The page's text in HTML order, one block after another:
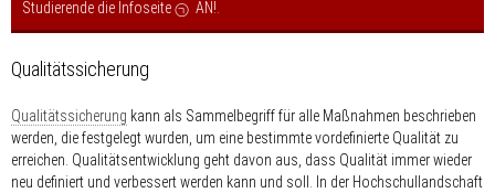
Studierende die Infoseite
AN!
Qualitätssicherung
Qualitätssicherung kann als Sammelbegriff für alle Maßnahmen beschrieben
werden, die festgelegt wurden, um eine bestimmte vordefinierte Qualität zu
erreichen. Qualitätsentwicklung geht davon aus, dass Qualität immer wieder
neu definiert und verbessert werden kann und soll. In der Hochschullandschaft